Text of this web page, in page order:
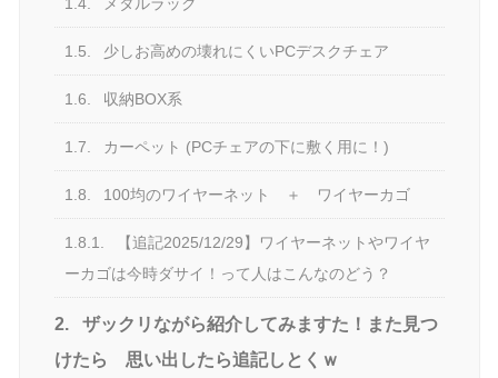
1.5. 少しお高めの壊れにくいPCデスクチェア
1.6. 収納BOX系
1.7. カーペット (PCチェアの下に敷く用に！)
1.8. 100均のワイヤーネット ＋ ワイヤーカゴ
1.8.1.
【追記2025/12/29】ワイヤーネットやワイヤ
ーカゴは今時ダサイ！って人はこんなのどう？
2.
ザックリながら紹介してみますた！また見つ
けたら 思い出したら追記しとくｗ